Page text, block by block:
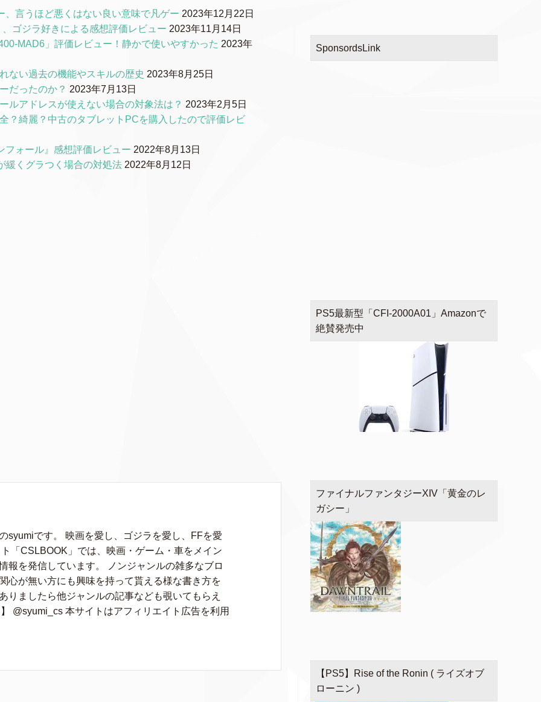
言うほど悪くはない良い意味で凡ゲー 2023年12月22日
ゴジラ好きによる感想評価レビュー 2023年11月14日
MAD6」評価レビュー！静かで使いやすかった 2023年
ない過去の機能やスキルの歴史 2023年8月25日
だったのか？ 2023年7月13日
ルアドレスが使えない場合の対象法は？ 2023年2月5日
？綺麗？中古のタブレットPCを購入したので評価レビ
フォール』感想評価レビュー 2022年8月13日
緩くグラつく場合の対処法 2022年8月12日
syumiです。 映画を愛し、ゴジラを愛し、FFを愛
「CSLBOOK」では、映画・ゲーム・車をメイン
報を発信しています。 ノンジャンルの雑多なブロ
心が無い方にも興味を持って貰える様な書き方を
りましたら他ジャンルの記事なども覗いてもらえ
@syumi_cs 本サイトはアフィリエイト広告を利用
SponsordsLink
PS5最新型「CFI-2000A01」Amazonで
絶賛発売中
ファイナルファンタジーXIV「黄金のレ
ガシー」
【PS5】Rise of the Ronin ( ライズオブ
ローニン )